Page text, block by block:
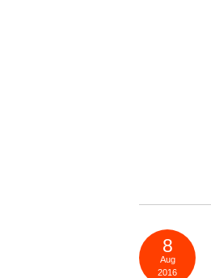
8
Aug
2016